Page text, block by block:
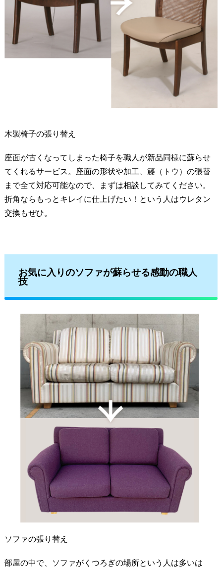
木製椅子の張り替え
座面が古くなってしまった椅子を職人が新品同様に蘇らせ
てくれるサービス。座面の形状や加工、籐（トウ）の張替
まで全て対応可能なので、まずは相談してみてください。
折角ならもっとキレイに仕上げたい！という人はウレタン
交換もぜひ。
お気に入りのソファが蘇らせる感動の職人
技
ソファの張り替え
部屋の中で、ソファがくつろぎの場所という人は多いは